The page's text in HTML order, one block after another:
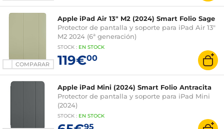
COMPARAR
Apple iPad Air 13" M2 (2024) Smart Folio Sage
Protector de pantalla y soporte para iPad Air 13"
M2 2024 (6ª generación)
STOCK : EN STOCK
119€00
Apple iPad Mini (2024) Smart Folio Antracita
Protector de pantalla y soporte para iPad Mini
(2024)
STOCK : EN STOCK
95